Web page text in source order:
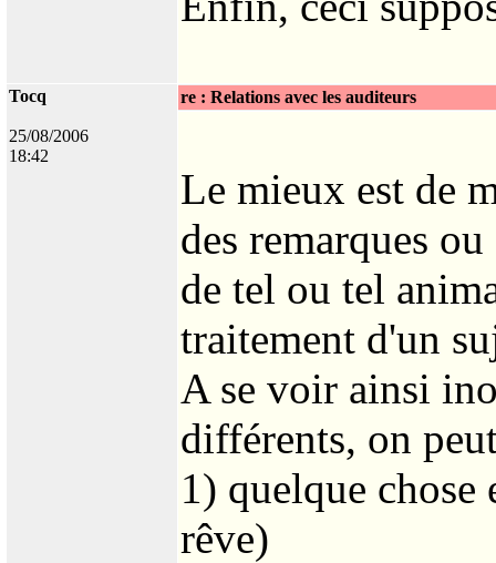
Tocq
25/08/2006
18:42
re : Relations avec les auditeurs
Le mieux est de
des remarques
de tel ou tel
traitement d'un
A se voir ainsi
différents, on
1) quelque
rêve)